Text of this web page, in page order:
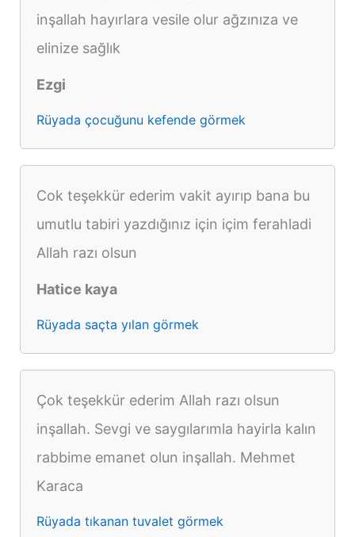
inşallah hayırlara vesile olur ağzınıza ve
elinize sağlık
Ezgi
Rüyada çocuğunu kefende görmek
Cok teşekkür ederim vakit ayırıp bana bu
umutlu tabiri yazdığınız için içim ferahladi
Allah razı olsun
Hatice kaya
Rüyada saçta yılan görmek
Çok teşekkür ederim Allah razı olsun
inşallah. Sevgi ve saygılarımla hayirla kalın
rabbime emanet olun inşallah. Mehmet
Karaca
Rüyada tıkanan tuvalet görmek